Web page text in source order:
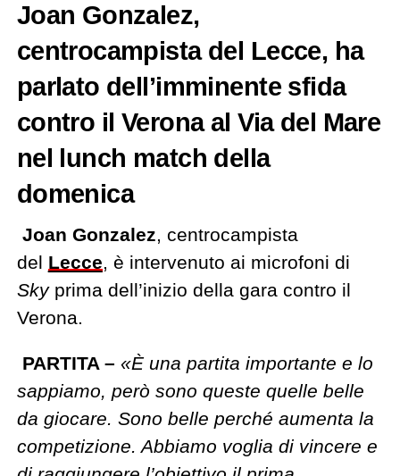
Joan Gonzalez,
centrocampista del Lecce, ha
parlato dell’imminente sfida
contro il Verona al Via del Mare
nel lunch match della
domenica
Joan Gonzalez, centrocampista
del Lecce, è intervenuto ai microfoni di
Skyprima dell’inizio della gara contro il
Verona.
PARTITA – «È una partita importante e lo
sappiamo, però sono queste quelle belle
da giocare. Sono belle perché aumenta la
competizione. Abbiamo voglia di vincere e